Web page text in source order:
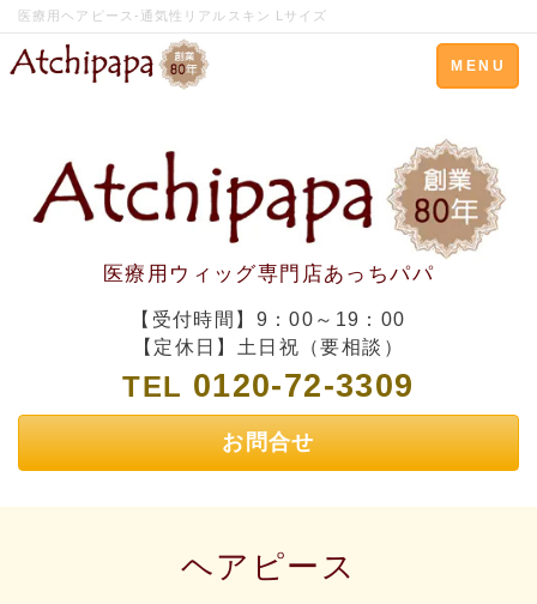
医療用ヘアピース-通気性リアルスキン Lサイズ
Toggle
navigation
MENU
医療用ウィッグ専門店あっちパパ
【受付時間】9：00～19：00
【定休日】土日祝（要相談）
TEL 0120-72-3309
お問合せ
ヘアピース